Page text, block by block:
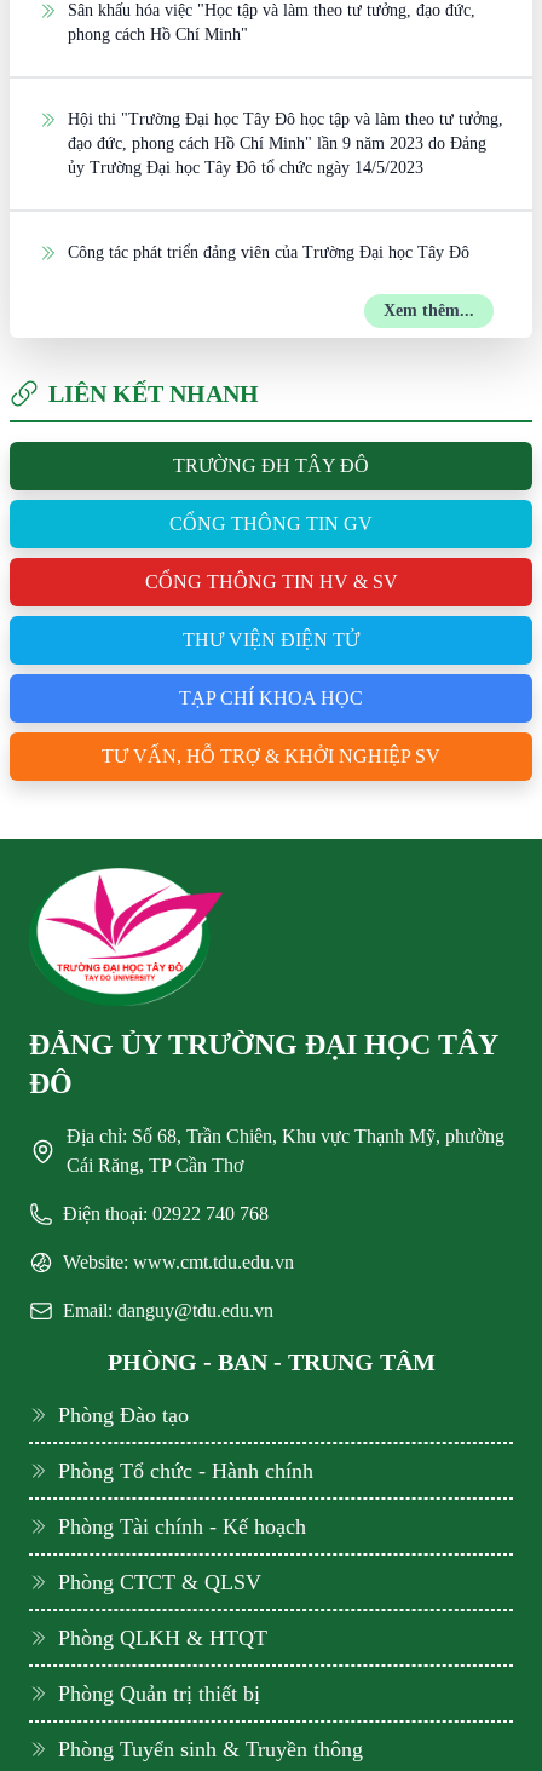
Sân khấu hóa việc "Học tập và làm theo tư tưởng, đạo đức,
phong cách Hồ Chí Minh"
Hội thi "Trường Đại học Tây Đô học tập và làm theo tư tưởng,
đạo đức, phong cách Hồ Chí Minh" lần 9 năm 2023 do Đảng
ủy Trường Đại học Tây Đô tổ chức ngày 14/5/2023
Công tác phát triển đảng viên của Trường Đại học Tây Đô
Xem thêm...
LIÊN KẾT NHANH
TRƯỜNG ĐH TÂY ĐÔ
CỔNG THÔNG TIN GV
CỔNG THÔNG TIN HV & SV
THƯ VIỆN ĐIỆN TỬ
TẠP CHÍ KHOA HỌC
TƯ VẤN, HỖ TRỢ & KHỞI NGHIỆP SV
ĐẢNG ỦY TRƯỜNG ĐẠI HỌC TÂY
ĐÔ
Địa chỉ: Số 68, Trần Chiên, Khu vực Thạnh Mỹ, phường
Cái Răng, TP Cần Thơ
Điện thoại: 02922 740 768
Website: www.cmt.tdu.edu.vn
Email: danguy@tdu.edu.vn
PHÒNG - BAN - TRUNG TÂM
Phòng Đào tạo
Phòng Tổ chức - Hành chính
Phòng Tài chính - Kế hoạch
Phòng CTCT & QLSV
Phòng QLKH & HTQT
Phòng Quản trị thiết bị
Phòng Tuyển sinh & Truyền thông